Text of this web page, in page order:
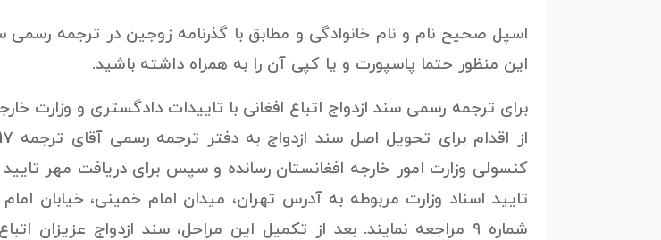
اسپل صحیح نام و نام خانوادگی و مطابق با گذرنامه زوجین در ترجمه رسمی
این منظور حتما پاسپورت و یا کپی آن را به همراه داشته باشید.
برای ترجمه رسمی سند ازدواج اتباع افغانی با تاییدات دادگستری و وزارت
کنسولی وزارت امور خارجه افغانستان رسانده و سپس برای دریافت مهر تایید
تایید اسناد وزارت مربوطه به آدرس تهران، میدان امام خمینی، خیابان
شماره ۹ مراجعه نمایند. بعد از تکمیل این مراحل، سند ازدواج عزیزان